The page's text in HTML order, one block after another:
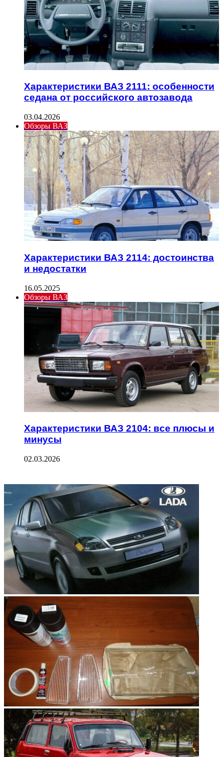
Характеристики ВАЗ 2111: особенности
седана от российского автозавода
03.04.2026
Обзоры ВАЗ
Характеристики ВАЗ 2114: достоинства
и недостатки
16.05.2025
Обзоры ВАЗ
Характеристики ВАЗ 2104: все плюсы и
минусы
02.03.2026